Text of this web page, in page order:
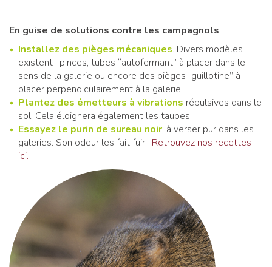
En guise de solutions contre les campagnols
Installez des pièges mécaniques. Divers modèles
existent : pinces, tubes “autofermant” à placer dans le
sens de la galerie ou encore des pièges “guillotine” à
placer perpendiculairement à la galerie.
Plantez des émetteurs à vibrations répulsives dans le
sol. Cela éloignera également les taupes.
Essayez le purin de sureau noir, à verser pur dans les
galeries. Son odeur les fait fuir. Retrouvez nos recettes
ici.